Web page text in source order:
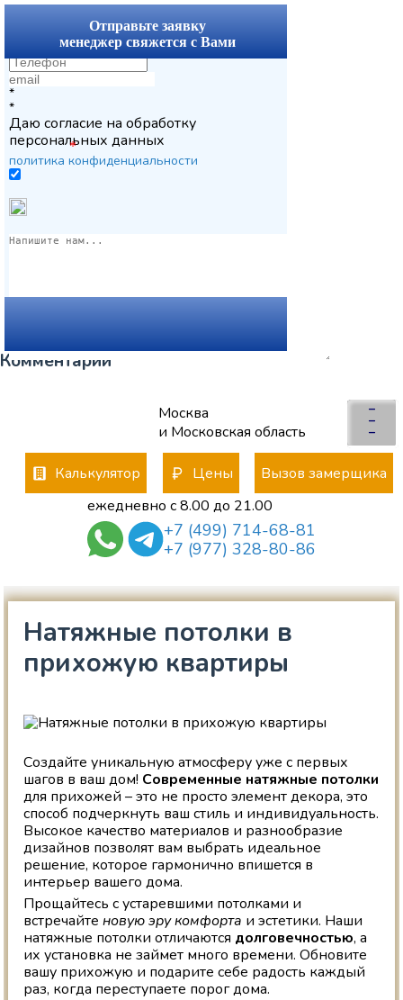
Отправьте заявку
менеджер свяжется с Вами
*
*
*
Даю согласие на обработку
персональных данных
политика конфиденциальности
Комментарии
Москва
и Московская область
Калькулятор Цены
Вызов замерщика
ежедневно с 8.00 до 21.00
+7 (499) 714-68-81
+7 (977) 328-80-86
–
–
–
×
Натяжные потолки в
прихожую квартиры
Создайте уникальную атмосферу уже с первых
шагов в ваш дом! Современные натяжные потолки
для прихожей – это не просто элемент декора, это
способ подчеркнуть ваш стиль и индивидуальность.
Высокое качество материалов и разнообразие
дизайнов позволят вам выбрать идеальное
решение, которое гармонично впишется в
интерьер вашего дома.
Прощайтесь с устаревшими потолками и
встречайтеновую эру комфорта и эстетики. Наши
натяжные потолки отличаются долговечностью, а
их установка не займет много времени. Обновите
вашу прихожую и подарите себе радость каждый
раз, когда переступаете порог дома.